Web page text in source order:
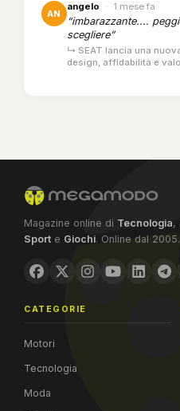
AN
angelo · 1 mese fa
“imbarazzante....
scegliere”
↳ SEAT lancia una
design, affidabilità e
Magazine online di Tecnologia,
Sport e Giochi. Online dal 2005.
CATEGORIE
Motori
Tecnologia
Moda